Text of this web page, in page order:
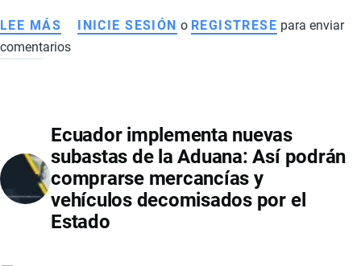
LEE MÁS SOBRE
OPERATIVO
NORTE
DE
QUITO
PERMITIÓ
INCAUTAR
INICIE SESIÓN o REGISTRESE para enviar
comentarios
Ecuador implementa nuevas
subastas de la Aduana: Así podrán
comprarse mercancías y
vehículos decomisados por el
Estado